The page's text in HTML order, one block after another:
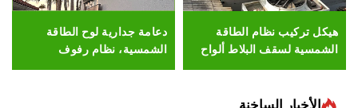
نظام الطاقة
لسقف البلاط ألواح
دعامة جدارية لوح الطاقة
الشمسية، نظام رفوف
لوحة
الساخنة